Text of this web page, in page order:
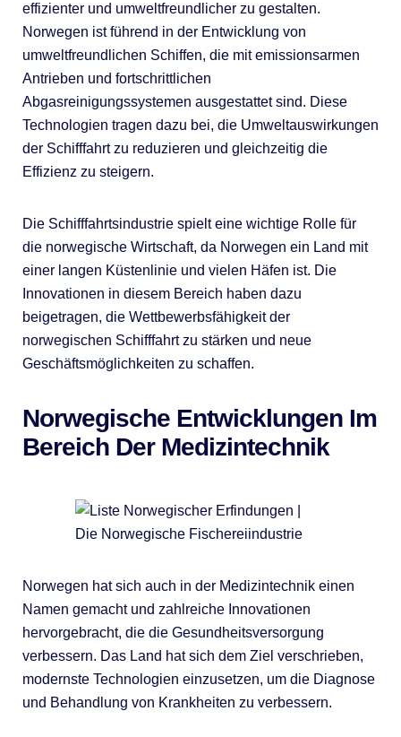
effizienter und umweltfreundlicher zu gestalten.
Norwegen ist führend in der Entwicklung von
umweltfreundlichen Schiffen, die mit emissionsarmen
Antrieben und fortschrittlichen
Abgasreinigungssystemen ausgestattet sind. Diese
Technologien tragen dazu bei, die Umweltauswirkungen
der Schifffahrt zu reduzieren und gleichzeitig die
Effizienz zu steigern.
Die Schifffahrtsindustrie spielt eine wichtige Rolle für
die norwegische Wirtschaft, da Norwegen ein Land mit
einer langen Küstenlinie und vielen Häfen ist. Die
Innovationen in diesem Bereich haben dazu
beigetragen, die Wettbewerbsfähigkeit der
norwegischen Schifffahrt zu stärken und neue
Geschäftsmöglichkeiten zu schaffen.
Norwegische Entwicklungen Im
Bereich Der Medizintechnik
Norwegen hat sich auch in der Medizintechnik einen
Namen gemacht und zahlreiche Innovationen
hervorgebracht, die die Gesundheitsversorgung
verbessern. Das Land hat sich dem Ziel verschrieben,
modernste Technologien einzusetzen, um die Diagnose
und Behandlung von Krankheiten zu verbessern.